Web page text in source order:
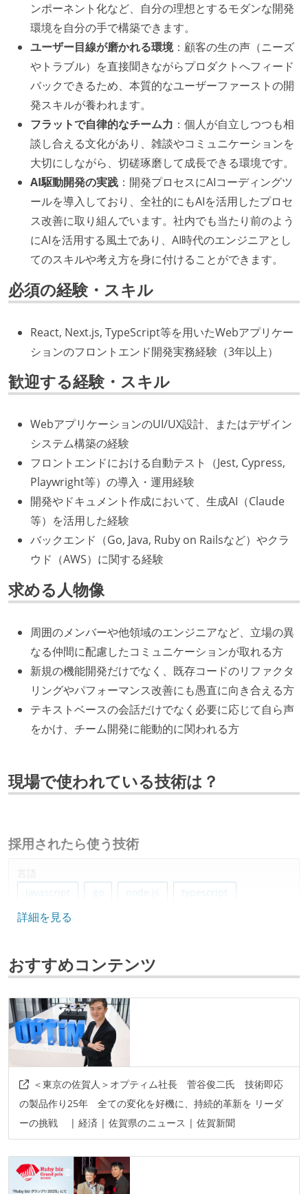
ンポーネント化など、自分の理想とするモダンな開発
環境を自分の手で構築できます。
ユーザー目線が磨かれる環境：顧客の生の声（ニーズ
やトラブル）を直接聞きながらプロダクトへフィード
バックできるため、本質的なユーザーファーストの開
発スキルが養われます。
フラットで自律的なチーム力 ：個人が自立しつつも相
談し合える文化があり、雑談やコミュニケーションを
大切にしながら、切磋琢磨して成長できる環境です。
AI駆動開発の実践 ：開発プロセスにAIコーディングツ
ールを導入しており、全社的にもAIを活用したプロセ
ス改善に取り組んでいます。社内でも当たり前のよう
にAIを活用する風土であり、AI時代のエンジニアとし
てのスキルや考え方を身に付けることができます。
必須の経験・スキル
React, Next.js, TypeScript等を用いたWebアプリケー
ションのフロントエンド開発実務経験（3年以上）
歓迎する経験・スキル
WebアプリケーションのUI/UX設計、またはデザイン
システム構築の経験
フロントエンドにおける自動テスト（Jest, Cypress,
Playwright等）の導入・運用経験
開発やドキュメント作成において、生成AI（Claude
等）を活用した経験
バックエンド（Go, Java, Ruby on Railsなど）やクラ
ウド（AWS）に関する経験
求める人物像
周囲のメンバーや他領域のエンジニアなど、立場の異
なる仲間に配慮したコミュニケーションが取れる方
新規の機能開発だけでなく、既存コードのリファクタ
リングやパフォーマンス改善にも愚直に向き合える方
テキストベースの会話だけでなく必要に応じて自ら声
をかけ、チーム開発に能動的に関われる方
現場で使われている技術は？
採用されたら使う技術
言語
javascript
go node.js
typescript
python
gin
ruby-on-rails react.js
データベース
mysql
postgresql
ソースコード管理
git
プロジェクト管理
情報共有ツール
詳細を見る
おすすめコンテンツ
＜東京の佐賀人＞オプティム社長 菅谷俊二氏 技術即応
の製品作り25年 全ての変化を好機に、持続的革新を リーダ
ーの挑戦 | 経済 | 佐賀県のニュース | 佐賀新聞